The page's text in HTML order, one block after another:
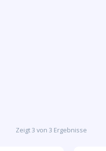
Zeigt 3 von 3 Ergebnisse